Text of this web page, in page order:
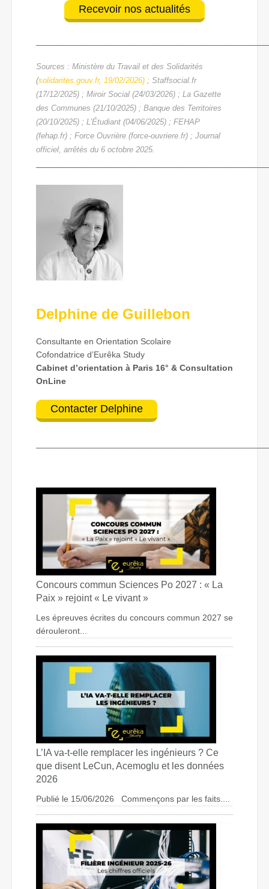
Recevoir nos actualités
Sources : Ministère du Travail et des Solidarités
(solidarites.gouv.fr, 19/02/2026) ; Staffsocial.fr
(17/12/2025) ; Miroir Social (24/03/2026) ; La Gazette
des Communes (21/10/2025) ; Banque des Territoires
(20/10/2025) ; L’Étudiant (04/06/2025) ; FEHAP
(fehap.fr) ; Force Ouvrière (force-ouvriere.fr) ; Journal
officiel, arrêtés du 6 octobre 2025.
Delphine de Guillebon
Consultante en Orientation Scolaire
Cofondatrice d’Eurêka Study
Cabinet d’orientation à Paris 16° & Consultation
OnLine
Contacter Delphine
Concours commun Sciences Po 2027 : « La
Paix » rejoint « Le vivant »
Les épreuves écrites du concours commun 2027 se
dérouleront...
L’IA va-t-elle remplacer les ingénieurs ? Ce
que disent LeCun, Acemoglu et les données
2026
Publié le 15/06/2026 Commençons par les faits....